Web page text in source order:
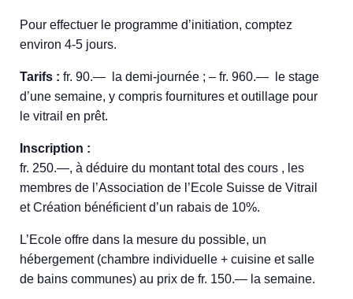
Pour effectuer le programme d’initiation, comptez
environ 4-5 jours.
Tarifs : fr. 90.— la demi-journée ; – fr. 960.— le stage
d’une semaine, y compris fournitures et outillage pour
le vitrail en prêt.
Inscription :
fr. 250.—, à déduire du montant total des cours , les
membres de l’Association de l’Ecole Suisse de Vitrail
et Création bénéficient d’un rabais de 10%.
L’Ecole offre dans la mesure du possible, un
hébergement (chambre individuelle + cuisine et salle
de bains communes) au prix de fr. 150.— la semaine.